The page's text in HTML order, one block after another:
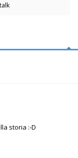
storia :-D